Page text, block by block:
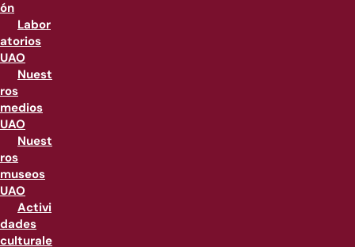
ón
Labor
atorios
UAO
Nuest
ros
medios
UAO
Nuest
ros
museos
UAO
Activi
dades
culturale